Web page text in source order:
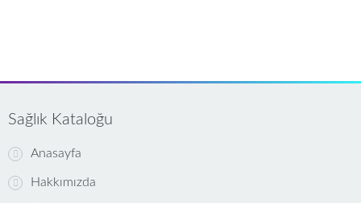
Sağlık Kataloğu
Anasayfa
Hakkımızda